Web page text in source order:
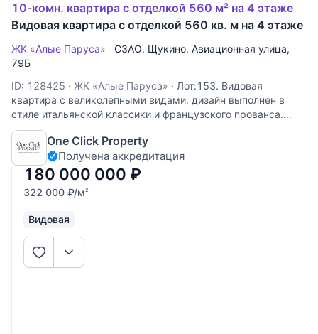
10-комн. квартира с отделкой 560 м² на 4 этаже
Видовая квартира с отделкой 560 кв. м на 4 этаже
ЖК «Алые Паруса» СЗАО, Щукино, Авиационная улица,
79Б
ID: 128425 · ЖК «Алые Паруса» · Лот:153. Видовая
квартира с великолепными видами, дизайн выполнен в
стиле итальянской классики и французского прованса.
Комфортная планировка для большой семьи. Огороженная
охраняемая территория с детскими, спортивными
площадками, сквером,
One Click Property
Получена аккредитация
180 000 000 ₽
322 000 ₽/м2
Видовая